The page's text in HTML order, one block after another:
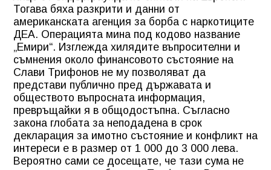
Тогава бяха разкрити и данни от
американската агенция за борба с наркотиците
ДЕА. Операцията мина под кодово название
„Емири“. Изглежда хилядите въпросителни и
съмнения около финансовото състояние на
Слави Трифонов не му позволяват да
представи публично пред държавата и
обществото въпросната информация,
превръщайки я в общодостъпна. Съгласно
закона глобата за неподадена в срок
декларация за имотно състояние и конфликт на
интереси е в размер от 1 000 до 3 000 лева.
Вероятно сами се досещате, че тази сума не